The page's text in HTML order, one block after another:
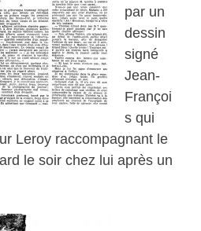
par un
dessin
signé
Jean-
Françoi
s qui
Leroy raccompagnant le
le soir chez lui après un